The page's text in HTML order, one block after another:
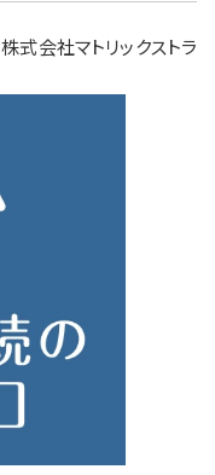
株式会社マトリックストラ